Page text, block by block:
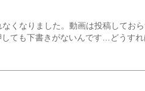
くなりました。動画は投稿してお
ても下書きがないんです…どうすれ